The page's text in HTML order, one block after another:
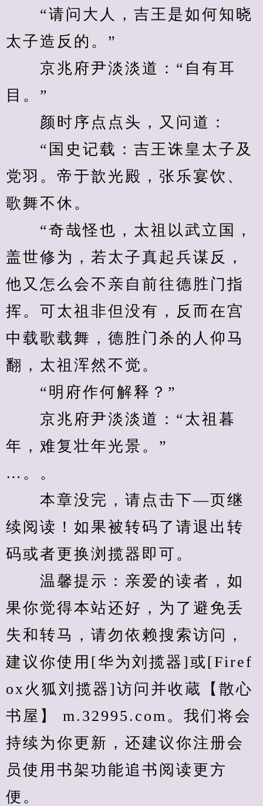
“请问大人，吉王是如何知晓
太子造反的。”
京兆府尹淡淡道：“自有耳
目。”
颜时序点点头，又问道：
“国史记载：吉王诛皇太子及
党羽。帝于歆光殿，张乐宴饮、
歌舞不休。
“奇哉怪也，太祖以武立国，
盖世修为，若太子真起兵谋反，
他又怎么会不亲自前往德胜门指
挥。可太祖非但没有，反而在宫
中载歌载舞，德胜门杀的人仰马
翻，太祖浑然不觉。
“明府作何解释？”
京兆府尹淡淡道：“太祖暮
年，难复壮年光景。”
…。。
本章没完，请点击下—页继
续阅读！如果被转码了请退出转
码或者更换浏揽器即可。
温馨提示：亲爱的读者，如
果你觉得本站还好，为了避免丢
失和转马，请勿依赖搜索访问，
建议你使用[华为刘揽器]或[Firef
ox火狐刘揽器]访问并收蔵【散心
书屋】 m.32995.com。我们将会
持续为你更新，还建议你注册会
员使用书架功能追书阅读更方
便。